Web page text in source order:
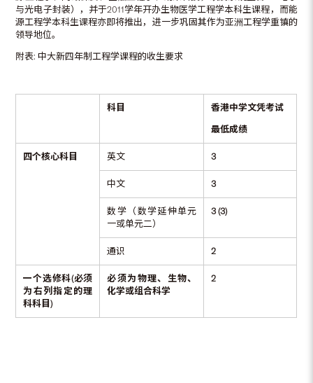
与光电子封装），并于2011学年开办生物医学工程学本科生课程，而能
源工程学本科生课程亦即将推出，进一步巩固其作为亚洲工程学重镇的
领导地位。
附表: 中大新四年制工程学课程的收生要求
科目 香港中学文凭考试
最低成绩
四个核心科目 英文 3
中文 3
数学（数学延伸单元
一或单元二）
3 (3)
通识 2
一个选修科(必须
为右列指定的理
科科目)
必须为物理、生物、
化学或组合科学
2